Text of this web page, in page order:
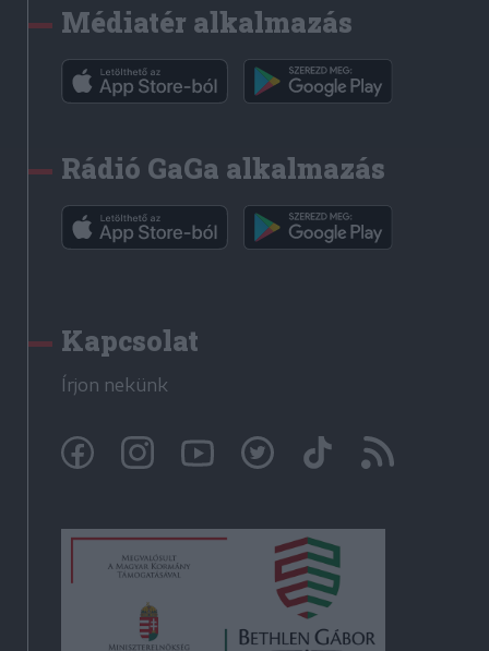
Médiatér alkalmazás
Rádió GaGa alkalmazás
Kapcsolat
Írjon nekünk